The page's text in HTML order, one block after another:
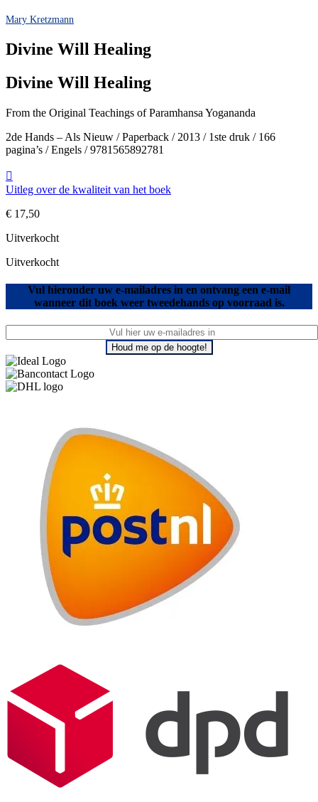
Mary Kretzmann
Divine Will Healing
Divine Will Healing
From the Original Teachings of Paramhansa Yogananda
2de Hands – Als Nieuw / Paperback / 2013 / 1ste druk / 166
pagina’s / Engels / 9781565892781
Uitleg over de kwaliteit van het boek
€ 17,50
Uitverkocht
Uitverkocht
Vul hieronder uw e-mailadres in en ontvang een e-mail
wanneer dit boek weer tweedehands op voorraad is.
Houd me op de hoogte!